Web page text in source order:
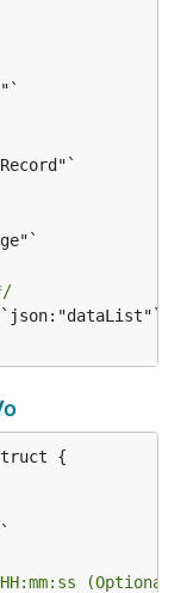
`json:"dataList"`
{
HH:mm:ss